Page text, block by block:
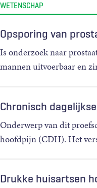
WETENSCHAP
Opsporing van
Is onderzoek naar
mannen uitvoerbaar en
Chronisch
Onderwerp van dit
hoofdpijn (CDH). Het
Drukke huisartsen